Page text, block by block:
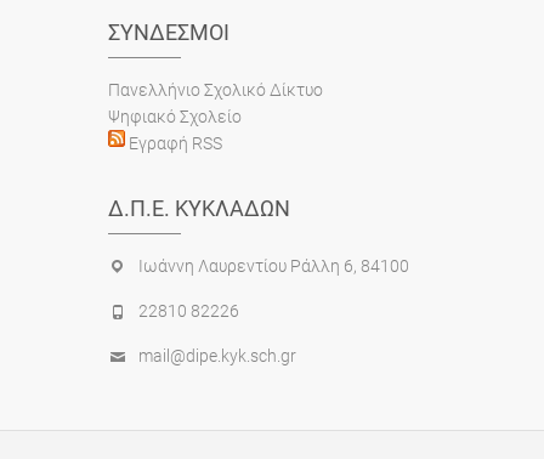
ΣΎΝΔΕΣΜΟΙ
Πανελλήνιο Σχολικό Δίκτυο
Ψηφιακό Σχολείο
Εγραφή RSS
Δ.Π.Ε. ΚΥΚΛΆΔΩΝ
Ιωάννη Λαυρεντίου Ράλλη 6, 84100
22810 82226
mail@dipe.kyk.sch.gr